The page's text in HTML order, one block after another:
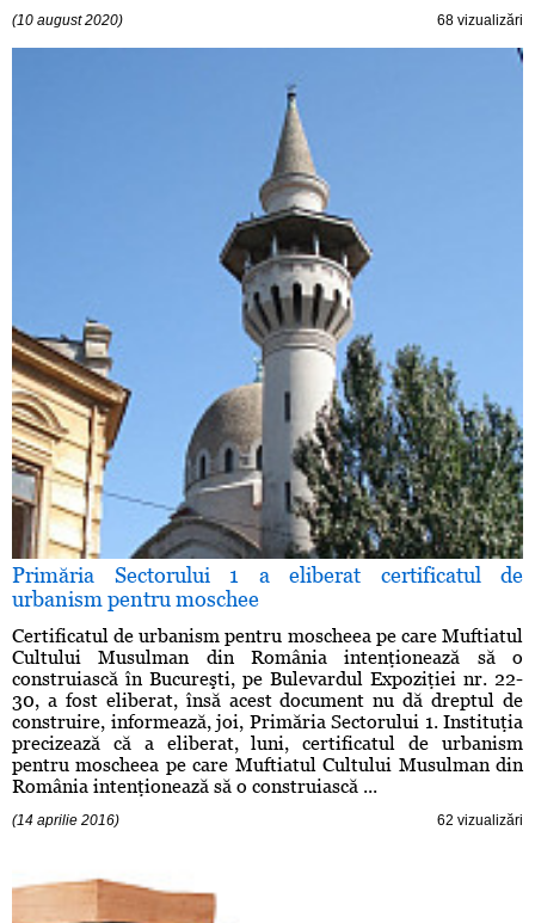
(10 august 2020) 68 vizualizări
Primăria Sectorului 1 a eliberat certificatul de
urbanism pentru moschee
Certificatul de urbanism pentru moscheea pe care Muftiatul
Cultului Musulman din România intenţionează să o
construiască în Bucureşti, pe Bulevardul Expoziţiei nr. 22-
30, a fost eliberat, însă acest document nu dă dreptul de
construire, informează, joi, Primăria Sectorului 1. Instituţia
precizează că a eliberat, luni, certificatul de urbanism
pentru moscheea pe care Muftiatul Cultului Musulman din
România intenţionează să o construiască ...
(14 aprilie 2016) 62 vizualizări